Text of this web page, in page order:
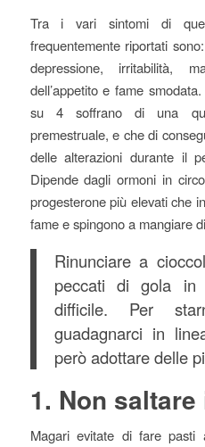
Tra i vari sintomi di
frequentemente riportati
depressione, irritabilità,
dell’appetito e fame
su 4 soffrano di una
premestruale, e che di
delle alterazioni durante il
Dipende dagli ormoni in
progesterone più elevati che
fame e spingono a mangiare
Rinunciare a
peccati di gola in
difficile. Per
guadagnarci in
però adottare delle
1. Non
Magari evitate di fare pasti